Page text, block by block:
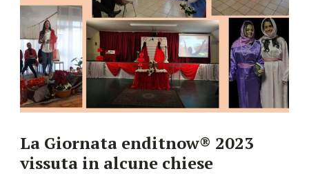
La Giornata enditnow® 2023
vissuta in alcune chiese